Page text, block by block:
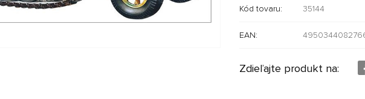
Kód tovaru: 35144
EAN:
Zdieľajte produkt na: